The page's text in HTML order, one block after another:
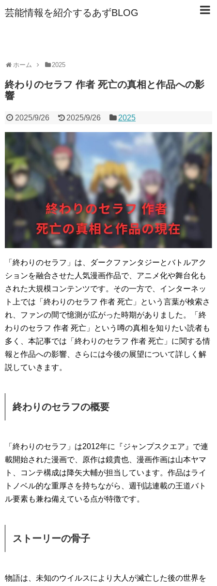
芸能情報を紹介するあずBLOG
ホーム 2025
終わりのセラフ 作者 死亡の真相と作品への影
響
2025/9/26 2025/9/26 2025
「終わりのセラフ」は、ダークファンタジーとバトルアク
ションを融合させた人気漫画作品で、アニメ化や舞台化も
された大規模コンテンツです。その一方で、インターネッ
ト上では「終わりのセラフ 作者 死亡」という言葉が検索さ
れ、ファンの間で憶測が広がった時期がありました。「終
わりのセラフ 作者 死亡」という噂の真相を知りたい読者も
多く、本記事では「終わりのセラフ 作者 死亡」に関する情
報と作品への影響、さらには今後の展望について詳しく解
説していきます。
終わりのセラフの概要
「終わりのセラフ」は2012年に『ジャンプスクエア』で連
載開始された漫画で、原作は鏡貴也、漫画作画は山本ヤマ
ト、コンテ構成は降矢大輔が担当しています。作品はライ
トノベル的な重厚さを持ちながら、週刊誌連載の王道バト
ル要素も兼ね備えている点が特徴です。
ストーリーの骨子
物語は、未知のウイルスにより大人が滅亡した後の世界を